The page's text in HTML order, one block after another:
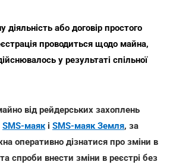
діяльність або договір простого
проводиться щодо майна,
у результаті спільної
від рейдерських захоплень
SMS-маякі SMS-маяк Земля, за
оперативно дізнатися про зміни в
спроби внести зміни в реєстрі без